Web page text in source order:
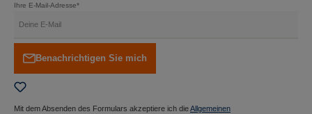
Ihre E-Mail-Adresse*
Benachrichtigen Sie mich
Mit dem Absenden des Formulars akzeptiere ich dieAllgemeinen